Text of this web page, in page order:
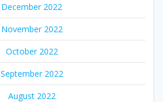
December 2022
November 2022
October 2022
September 2022
August 2022